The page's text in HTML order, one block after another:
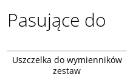
Pasujące do
Uszczelka do wymienników
zestaw